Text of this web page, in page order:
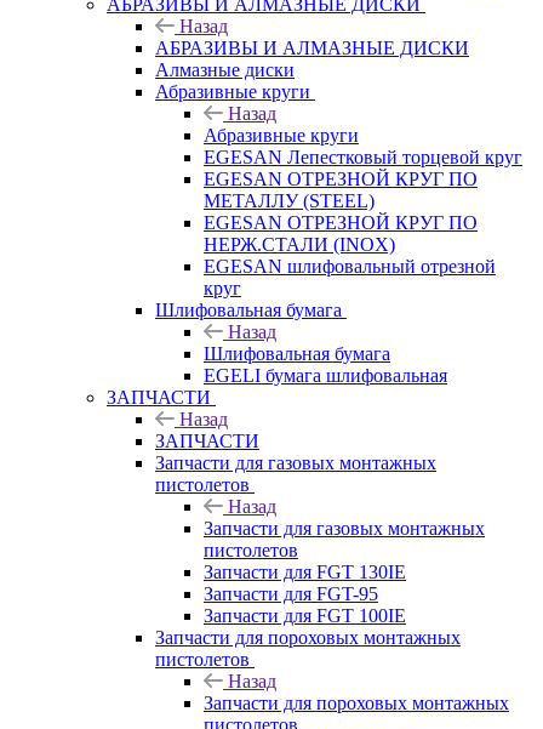
АБРАЗИВЫ И АЛМАЗНЫЕ ДИСКИ
Назад
АБРАЗИВЫ И АЛМАЗНЫЕ ДИСКИ
Алмазные диски
Абразивные круги
Назад
Абразивные круги
EGESAN Лепестковый торцевой круг
EGESAN ОТРЕЗНОЙ КРУГ ПО
МЕТАЛЛУ (STEEL)
EGESAN ОТРЕЗНОЙ КРУГ ПО
НЕРЖ.СТАЛИ (INOX)
EGESAN шлифовальный отрезной
круг
Шлифовальная бумага
Назад
Шлифовальная бумага
EGELI бумага шлифовальная
ЗАПЧАСТИ
Назад
ЗАПЧАСТИ
Запчасти для газовых монтажных
пистолетов
Назад
Запчасти для газовых монтажных
пистолетов
Запчасти для FGT 130IE
Запчасти для FGT-95
Запчасти для FGT 100IE
Запчасти для пороховых монтажных
пистолетов
Назад
Запчасти для пороховых монтажных
пистолетов